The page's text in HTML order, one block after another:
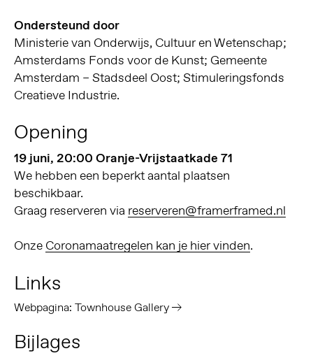
Ondersteund door
Ministerie van Onderwijs, Cultuur en Wetenschap;
Amsterdams Fonds voor de Kunst; Gemeente
Amsterdam – Stadsdeel Oost; Stimuleringsfonds
Creatieve Industrie.
Opening
19 juni, 20:00 Oranje-Vrijstaatkade 71
We hebben een beperkt aantal plaatsen
beschikbaar.
Graag reserveren via reserveren@framerframed.nl
Onze Coronamaatregelen kan je hier vinden.
Links
Webpagina: Townhouse Gallery
Bijlages